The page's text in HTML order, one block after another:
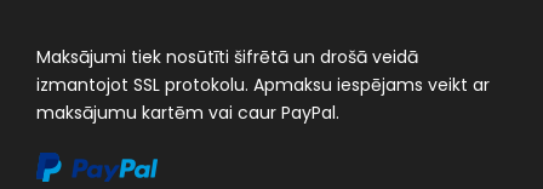
Maksājumi tiek nosūtīti šifrētā un drošā veidā
izmantojot SSL protokolu. Apmaksu iespējams veikt ar
maksājumu kartēm vai caur PayPal.